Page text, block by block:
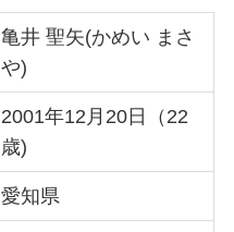
亀井 聖矢(かめい まさ
や)
2001年12月20日
（22
歳)
愛知県